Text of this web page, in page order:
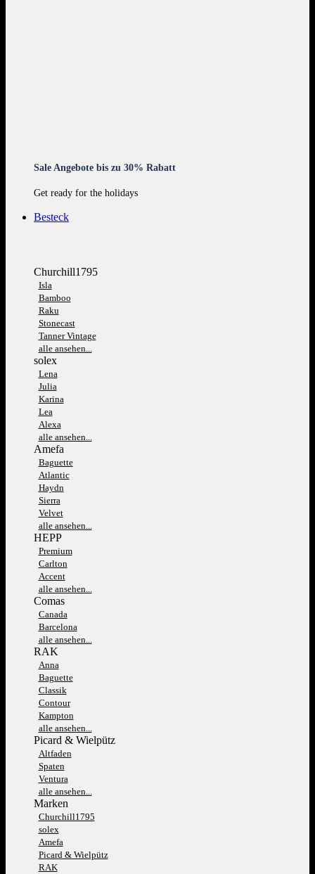
Sale Angebote bis zu 30% Rabatt
Get ready for the holidays
Besteck
Churchill1795
Isla
Bamboo
Raku
Stonecast
Tanner Vintage
alle ansehen...
solex
Lena
Julia
Karina
Lea
Alexa
alle ansehen...
Amefa
Baguette
Atlantic
Haydn
Sierra
Velvet
alle ansehen...
HEPP
Premium
Carlton
Accent
alle ansehen...
Comas
Canada
Barcelona
alle ansehen...
RAK
Anna
Baguette
Classik
Contour
Kampton
alle ansehen...
Picard & Wielpütz
Altfaden
Spaten
Ventura
alle ansehen...
Marken
Churchill1795
solex
Amefa
Picard & Wielpütz
RAK